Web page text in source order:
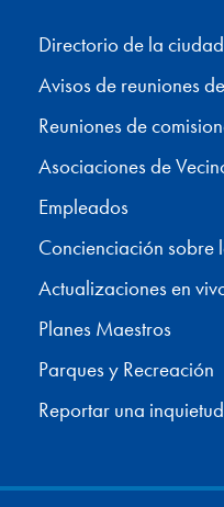
Directorio de la ciudad
Avisos de reuniones
Reuniones de
Asociaciones de
Empleados
Concienciación sobre
Actualizaciones en
Planes Maestros
Parques y Recreación
Reportar una inquietud